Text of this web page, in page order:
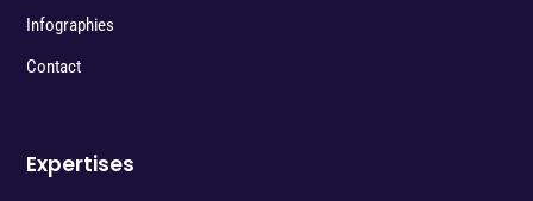
Infographies
Contact
Expertises